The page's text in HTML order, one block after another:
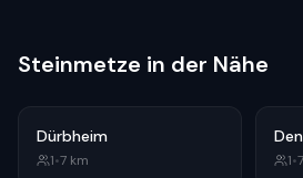
Steinmetze in der Nähe
Dürbheim
1•7 km 1•7